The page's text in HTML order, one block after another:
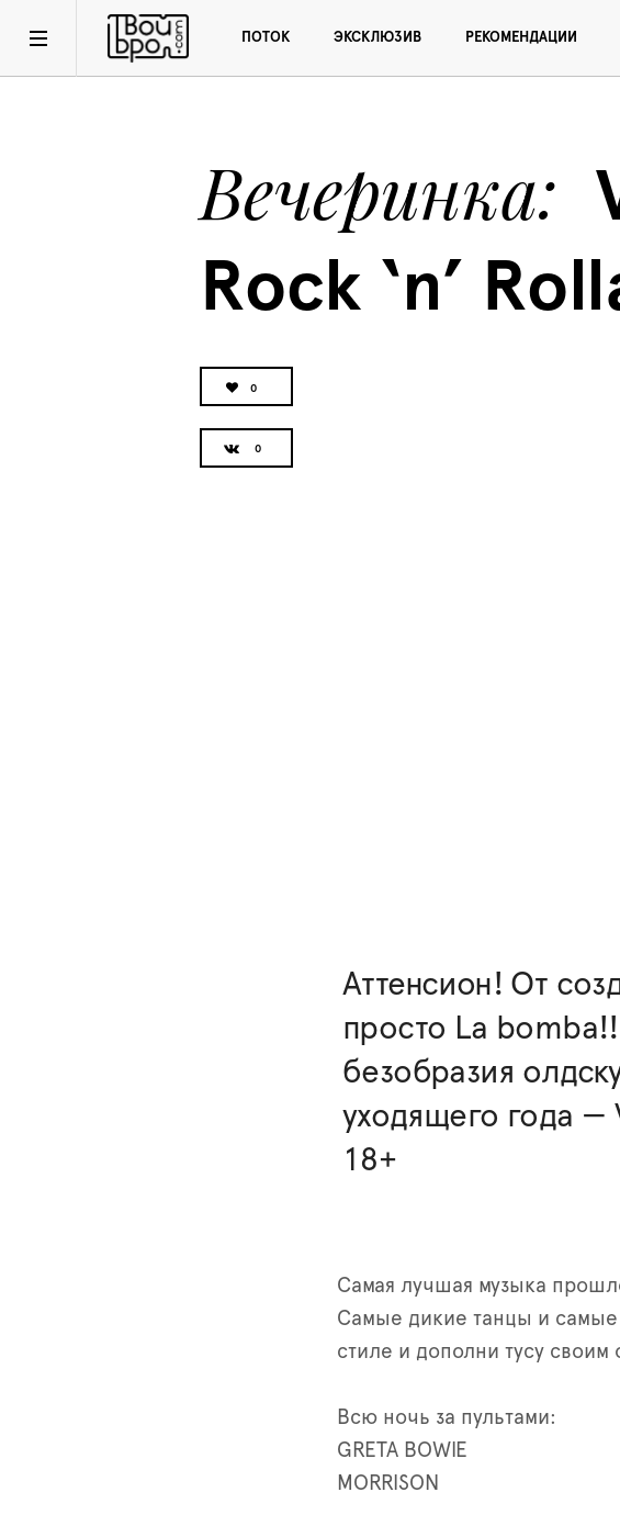
ПОТОК ЭКСКЛЮЗИВ РЕКОМЕНДАЦИИ
Вечеринка
Rock ‘n’
0
Аттенсион! От
просто La
безобразия
уходящего года —
18+
Самая лучшая музыка
Самые дикие танцы и
стиле и дополни тусу
Всю ночь за пультами:
GRETA BOWIE
MORRISON